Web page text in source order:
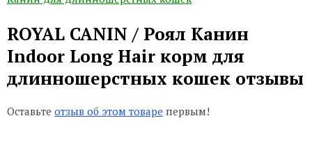
ROYAL CANIN / Роял Канин
Indoor Long Hair корм для
длинношерстных кошек отзывы
Оставьте отзыв об этом товаре первым!